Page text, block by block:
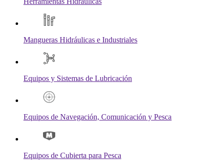
Mangueras Hidráulicas e Industriales
Equipos y Sistemas de Lubricación
Equipos de Navegación, Comunicación y Pesca
Equipos de Cubierta para Pesca